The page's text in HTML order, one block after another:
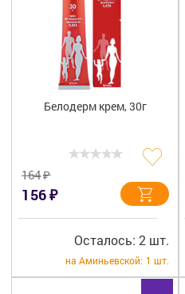
Белодерм крем, 30г
164₽
156₽
Осталось: 2 шт.
на Аминьевской: 1 шт.